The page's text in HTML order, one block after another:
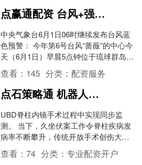
点赢通配资 台风+强对流双预警齐发，这两地注意防范10级以上雷暴大风
中央气象台6月1日06时继续发布台风蓝
色预警： 今年第6号台风“蔷薇”的中心今
天（6月1日）早晨5点钟位于琉球群岛那
霸市南偏西方向约255公里的西北太平洋
洋面上....
查看： 145 分类：配资服务
点石策略通 机器人助力，智能化数字化UBD脊柱内镜技术更进一步
UBD脊柱内镜手术过程中实现同步监
测。 当下，久坐伏案工作令脊柱疾病发
病率不断攀升，传统开放手术创伤大、
恢复周期长，常规脊柱内镜在应对复杂
病症时则面临操作空间有....
查看：74 分类：专业配资开户